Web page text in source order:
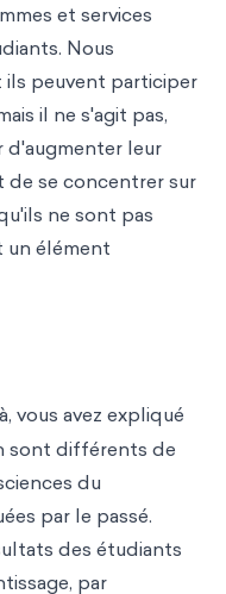
et services
Nous
ils peuvent participer
il ne s'agit pas,
d'augmenter leur
se concentrer sur
ne sont pas
un élément
vous avez expliqué
sont différents de
du
par le passé.
des étudiants
par